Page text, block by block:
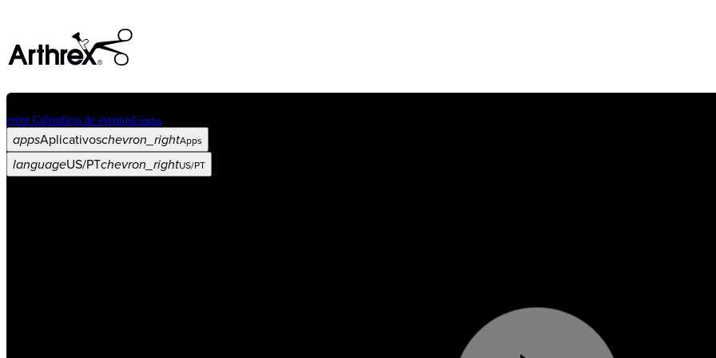
event Calendário de eventosEventos
appsAplicativoschevron_rightApps
languageUS/PTchevron_rightUS/PT